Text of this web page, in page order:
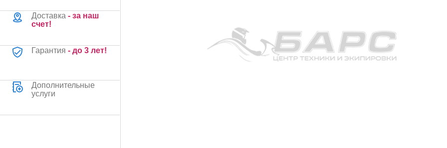
Доставка - за наш
счет!
Гарантия - до 3 лет!
Дополнительные
услуги